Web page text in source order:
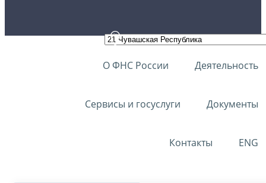
О ФНС России Деятельность
Сервисы и госуслуги Документы
Контакты ENG